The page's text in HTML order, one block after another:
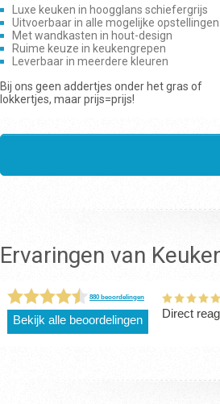
Luxe keuken in hoogglans schiefergrijs
Uitvoerbaar in alle mogelijke opstellingen
Met wandkasten in hout-design
Ruime keuze in keukengrepen
Leverbaar in meerdere kleuren
Bij ons geen addertjes onder het gras of
lokkertjes, maar prijs=prijs!
Ervaringen van